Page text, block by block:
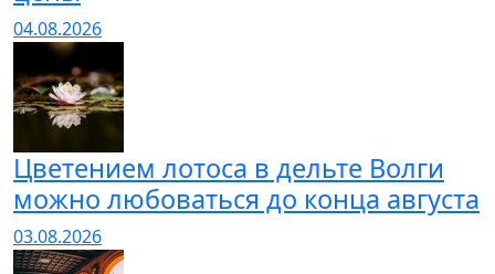
04.08.2026
Цветением лотоса в дельте Волги
можно любоваться до конца августа
03.08.2026